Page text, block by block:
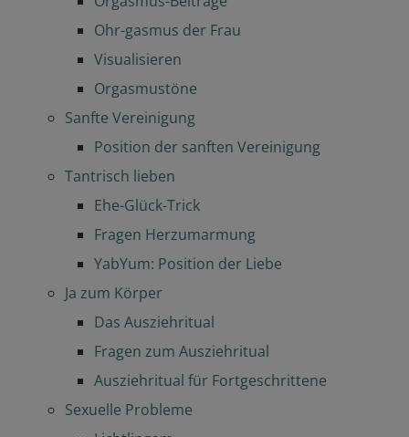
Ohr-gasmus der Frau
Visualisieren
Orgasmustöne
Sanfte Vereinigung
Position der sanften Vereinigung
Tantrisch lieben
Ehe-Glück-Trick
Fragen Herzumarmung
YabYum: Position der Liebe
Ja zum Körper
Das Ausziehritual
Fragen zum Ausziehritual
Ausziehritual für Fortgeschrittene
Sexuelle Probleme